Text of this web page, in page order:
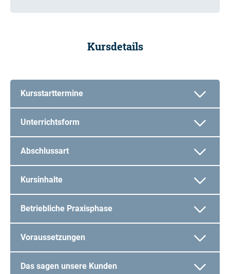
Kursdetails
Kursstarttermine
Unterrichtsform
Abschlussart
Kursinhalte
Betriebliche Praxisphase
Voraussetzungen
Das sagen unsere Kunden